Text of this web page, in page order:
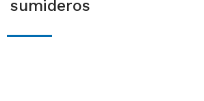
sumideros